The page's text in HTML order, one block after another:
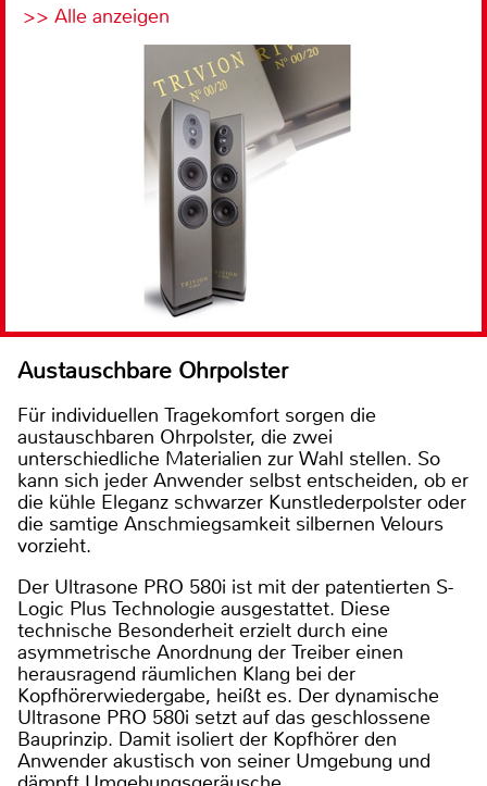
>> Alle anzeigen
Austauschbare Ohrpolster
Für individuellen Tragekomfort sorgen die
austauschbaren Ohrpolster, die zwei
unterschiedliche Materialien zur Wahl stellen. So
kann sich jeder Anwender selbst entscheiden, ob er
die kühle Eleganz schwarzer Kunstlederpolster oder
die samtige Anschmiegsamkeit silbernen Velours
vorzieht.
Der Ultrasone PRO 580i ist mit der patentierten S-
Logic Plus Technologie ausgestattet. Diese
technische Besonderheit erzielt durch eine
asymmetrische Anordnung der Treiber einen
herausragend räumlichen Klang bei der
Kopfhörerwiedergabe, heißt es. Der dynamische
Ultrasone PRO 580i setzt auf das geschlossene
Bauprinzip. Damit isoliert der Kopfhörer den
Anwender akustisch von seiner Umgebung und